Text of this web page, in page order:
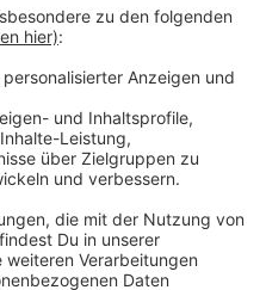
Ob Nachrichten,
Aktionen - wir
dich.
anmelden